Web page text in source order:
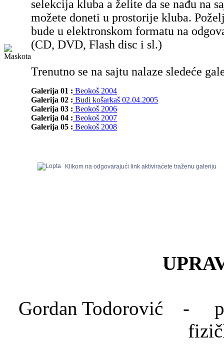
selekcija kluba a želite da se nađu na
možete doneti u prostorije kluba.
bude u elektronskom formatu na
(CD, DVD, Flash disc i sl.)
Trenutno se na sajtu nalaze sledeće
Galerija 01 : Beokoš 2004
Galerija 02 : Budi košarkaš 02.04.2005
Galerija 03 : Beokoš 2006
Galerija 04 : Beokoš 2007
Galerija 05 : Beokoš 2008
Klikom na odgovarajući link aktiviraćete traženu galeriju
Gordan Todorović -